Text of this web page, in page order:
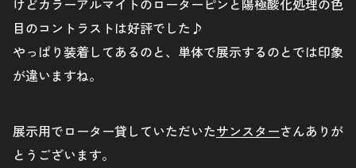
けどカラーアルマイトのローターピンと陽極酸化処理の色
目のコントラストは好評でした♪
やっぱり装着してあるのと、単体で展示するのとでは印象
が違いますね。
展示用でローター貸していただいたサンスターさんありが
とうございます。